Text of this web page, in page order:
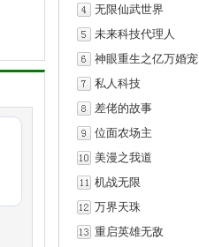
贵
无限仙武世界
未来科技代理人
神眼重生之亿万婚宠
私人科技
差佬的故事
位面农场主
美漫之我道
机战无限
万界天珠
重启英雄无敌